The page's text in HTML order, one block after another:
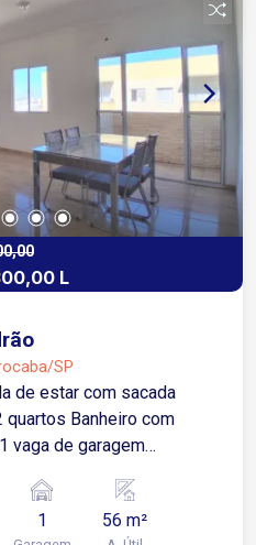
de festas
L
SP
quartos Banheiro com
vaga de garagem
da
1 56 m²